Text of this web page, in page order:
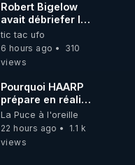
Robert Bigelow
avait débriefer le
pédophile
génocidaire de
donald j trump
tic tac ufo
6 hours ago
310
views
Pourquoi HAARP
prépare en réalité
un CHAOS
climatique, on
répond
La Puce à l'oreille
22 hours ago
1.1 k
views